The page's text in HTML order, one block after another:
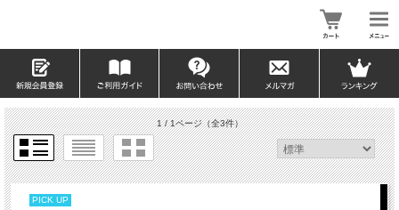
1 / 1ページ（全3件）
PICK UP